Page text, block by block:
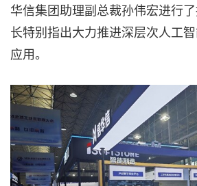
华信集团助理副总裁孙伟宏进行
长特别指出大力推进深层次人工
应用。